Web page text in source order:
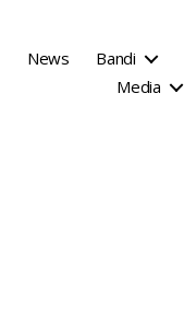
News Bandi
Media